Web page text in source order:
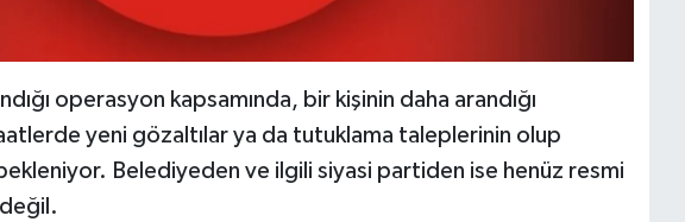
operasyon kapsamında, bir kişinin daha arandığı
yeni gözaltılar ya da tutuklama taleplerinin olup
Belediyeden ve ilgili siyasi partiden ise henüz resmi
değil.